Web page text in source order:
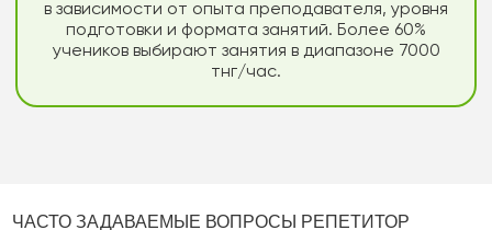
в зависимости от опыта преподавателя, уровня
подготовки и формата занятий. Более 60%
учеников выбирают занятия в диапазоне 7000
тнг/час.
ЧАСТО ЗАДАВАЕМЫЕ ВОПРОСЫ РЕПЕТИТОР